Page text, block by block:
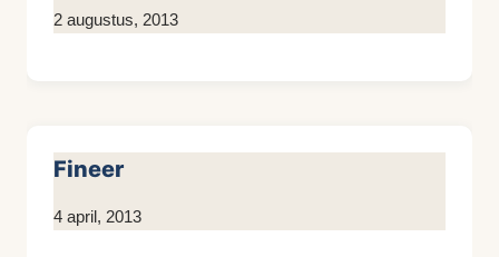
Door
2 augustus, 2013
Fineer
Door
4 april, 2013